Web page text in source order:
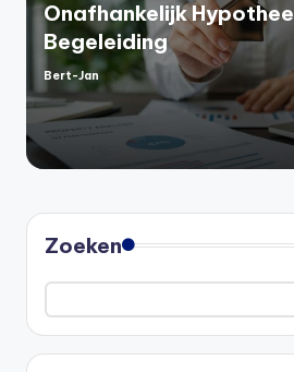
Onafhankelijk
Begeleiding
Geplaatst
door
Bert-Jan
Zoeken